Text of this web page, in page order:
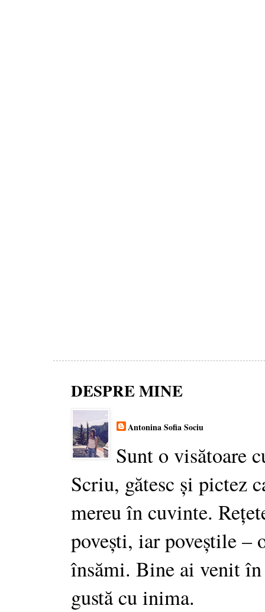
DESPRE MINE
Antonina Sofia Sociu
Sunt o visătoare
Scriu, gătesc și pictez
mereu în cuvinte.
povești, iar poveștile –
însămi. Bine ai venit
gustă cu inima.